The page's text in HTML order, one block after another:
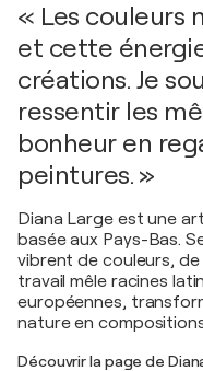
« Les couleurs
et cette
créations. Je
ressentir les
bonheur en
peintures. »
Diana Large est une
basée aux Pays-Bas.
vibrent de couleurs,
travail mêle racines
européennes,
nature en
Découvrir la page de